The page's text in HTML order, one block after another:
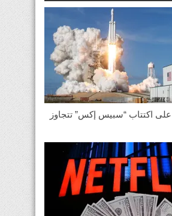
على اكتتاب “سبيس إكس” تتجاوز